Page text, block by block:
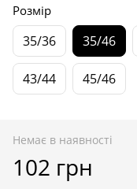
Розмір
35/36 35/46
43/44 45/46
Немає в наявності
102 грн